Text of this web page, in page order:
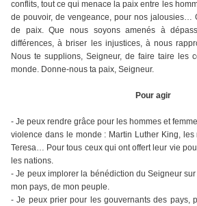
conflits, tout ce qui menace la paix entre les
de pouvoir, de vengeance, pour nos jalousies…
de paix. Que nous soyons amenés à
différences, à briser les injustices, à nous
Nous te supplions, Seigneur, de faire taire les
monde. Donne-nous ta paix, Seigneur.
Pour agir
- Je peux rendre grâce pour les hommes et
violence dans le monde : Martin Luther King,
Teresa… Pour tous ceux qui ont offert leur vie
les nations.
- Je peux implorer la bénédiction du Seigneur
mon pays, de mon peuple.
- Je peux prier pour les gouvernants des pays,